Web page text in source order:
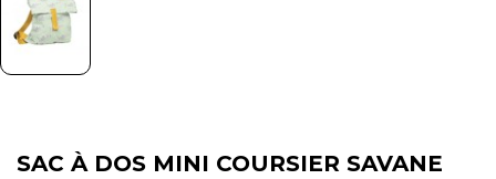
SAC À DOS MINI COURSIER SAVANE